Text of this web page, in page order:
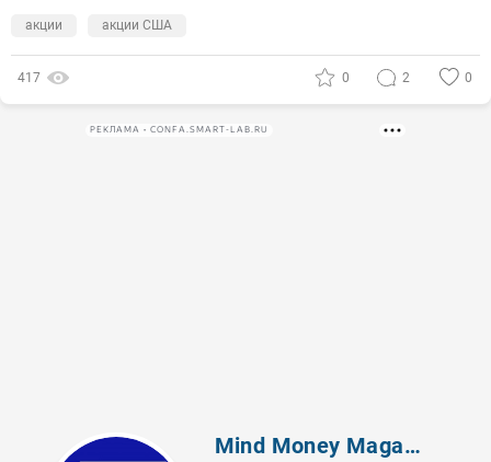
акции акции США
417 0 2 0
РЕКЛАМА • CONFA.SMART-LAB.RU
Mind Money Magazine